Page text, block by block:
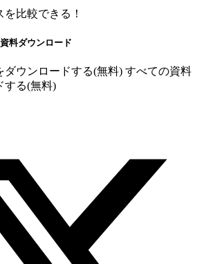
比較できる！
料ダウンロード
ダウンロードする(無料) すべての資料
する(無料)